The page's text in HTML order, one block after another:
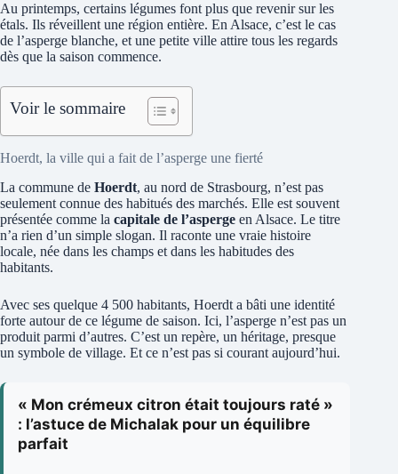
Au printemps, certains légumes font plus que revenir sur les
étals. Ils réveillent une région entière. En Alsace, c’est le cas
de l’asperge blanche, et une petite ville attire tous les regards
dès que la saison commence.
Voir le sommaire
Hoerdt, la ville qui a fait de l’asperge une fierté
La commune de Hoerdt, au nord de Strasbourg, n’est pas
seulement connue des habitués des marchés. Elle est souvent
présentée comme la capitale de l’asperge en Alsace. Le titre
n’a rien d’un simple slogan. Il raconte une vraie histoire
locale, née dans les champs et dans les habitudes des
habitants.
Avec ses quelque 4 500 habitants, Hoerdt a bâti une identité
forte autour de ce légume de saison. Ici, l’asperge n’est pas un
produit parmi d’autres. C’est un repère, un héritage, presque
un symbole de village. Et ce n’est pas si courant aujourd’hui.
« Mon crémeux citron était toujours raté »
: l’astuce de Michalak pour un équilibre
parfait